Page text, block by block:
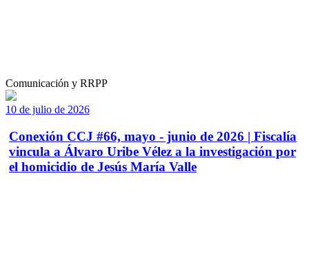
Comunicación y RRPP
10 de julio de 2026
Conexión CCJ #66, mayo - junio de 2026 | Fiscalía
vincula a Álvaro Uribe Vélez a la investigación por
el homicidio de Jesús María Valle